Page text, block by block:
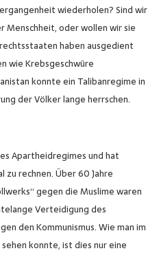
wiederholen? Sind wir
Menschheit, oder wollen wir sie
haben ausgedient
wie Krebsgeschwüre
konnte ein Talibanregime in
der Völker lange herrschen.
Apartheidregimes und hat
zu rechnen. Über 60 Jahre
gegen die Muslime waren
Verteidigung des
den Kommunismus. Wie man im
konnte, ist dies nur eine